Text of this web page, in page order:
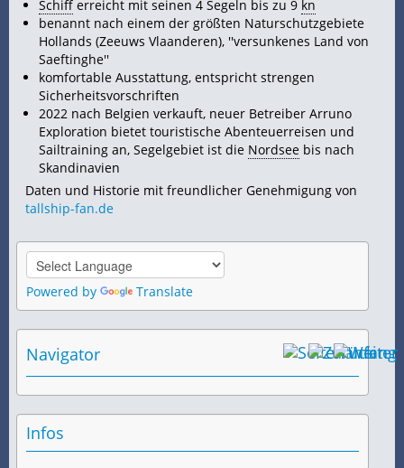
Schiff erreicht mit seinen 4 Segeln bis zu 9 kn
benannt nach einem der größten Naturschutzgebiete
Hollands (Zeeuws Vlaanderen), ''versunkenes Land von
Saeftinghe''
komfortable Ausstattung, entspricht strengen
Sicherheitsvorschriften
2022 nach Belgien verkauft, neuer Betreiber Arruno
Exploration bietet touristische Abenteuerreisen und
Sailtraining an, Segelgebiet ist die Nordsee bis nach
Skandinavien
Daten und Historie mit freundlicher Genehmigung von
tallship-fan.de
Powered by Translate
Navigator
Infos